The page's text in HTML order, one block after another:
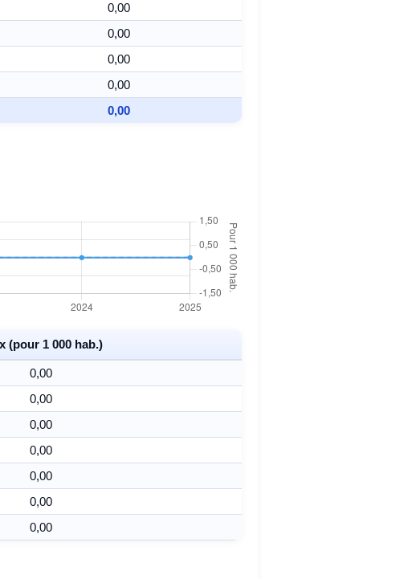
0,00
0,00
0,00
0,00
0,00
(pour 1 000 hab.)
0,00
0,00
0,00
0,00
0,00
0,00
0,00